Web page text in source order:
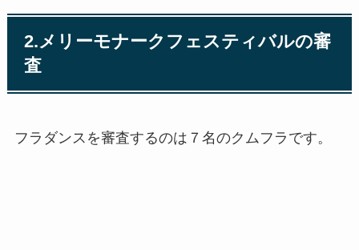
2.メリーモナークフェスティバルの審
査
フラダンスを審査するのは７名のクムフラです。